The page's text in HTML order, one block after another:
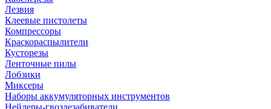
Лезвия
Клеевые пистолеты
Компрессоры
Краскораспылители
Кусторезы
Ленточные пилы
Лобзики
Миксеры
Наборы аккумуляторных инструментов
Нейлеры-гвоздезабиватели